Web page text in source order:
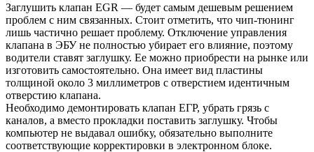
Заглушить клапан EGR — будет самым дешевым решением
проблем с ним связанных. Стоит отметить, что чип-тюнинг
лишь частично решает проблему. Отключение управления
клапана в ЭБУ не полностью убирает его влияние, поэтому
водители ставят заглушку. Ее можно приобрести на рынке или
изготовить самостоятельно. Она имеет вид пластины
толщиной около 3 миллиметров с отверстием идентичным
отверстию клапана.
Необходимо демонтировать клапан ЕГР, убрать грязь с
каналов, а вместо прокладки поставить заглушку. Чтобы
компьютер не выдавал ошибку, обязательно выполните
соответствующие корректировки в электронном блоке.